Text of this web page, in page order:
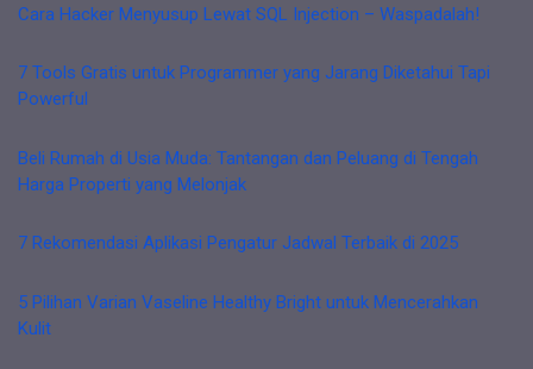
Cara Hacker Menyusup Lewat SQL Injection – Waspadalah!
7 Tools Gratis untuk Programmer yang Jarang Diketahui Tapi
Powerful
Beli Rumah di Usia Muda: Tantangan dan Peluang di Tengah
Harga Properti yang Melonjak
7 Rekomendasi Aplikasi Pengatur Jadwal Terbaik di 2025
5 Pilihan Varian Vaseline Healthy Bright untuk Mencerahkan
Kulit